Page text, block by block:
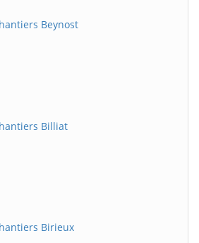
Beynost
Billiat
Birieux